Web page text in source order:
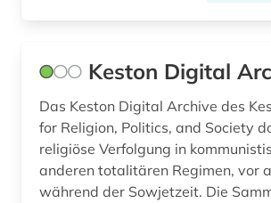
Keston Digital
Das Keston Digital Archive des
for Religion, Politics, and Society
religiöse Verfolgung in
anderen totalitären Regimen, vor
während der Sowjetzeit. Die